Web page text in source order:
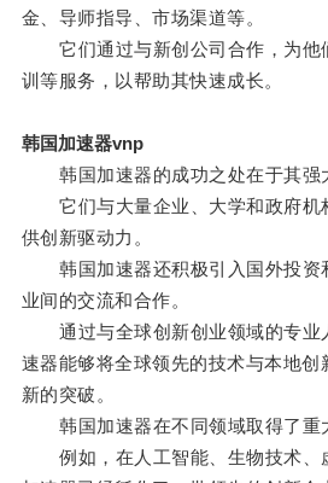
金、导师指导、市场渠道等。
它们通过与新创公司合作，为他
训等服务，以帮助其快速成长。
韩国加速器vnp
韩国加速器的成功之处在于其强
它们与大量企业、大学和政府机
供创新驱动力。
韩国加速器还积极引入国外投资
业间的交流和合作。
通过与全球创新创业领域的专业
速器能够将全球领先的技术与本地创
新的突破。
韩国加速器在不同领域取得了重
例如，在人工智能、生物技术、